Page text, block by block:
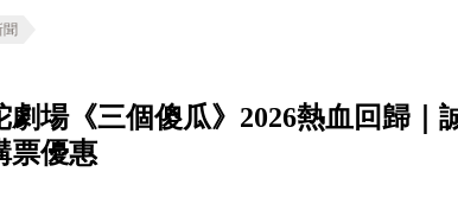
聞
劇場《三個傻瓜》2026熱血回歸｜
票優惠